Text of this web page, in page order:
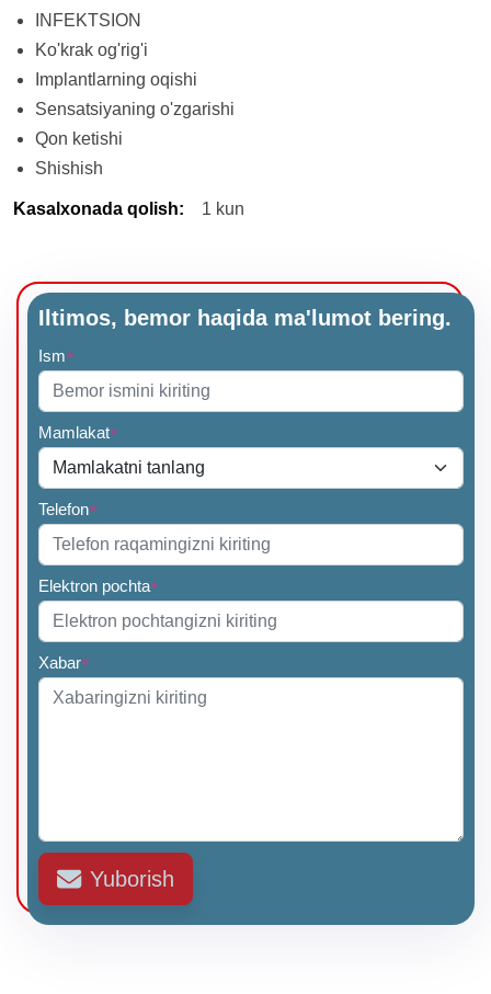
INFEKTSION
Ko'krak og'rig'i
Implantlarning oqishi
Sensatsiyaning o'zgarishi
Qon ketishi
Shishish
Kasalxonada qolish: 1 kun
Iltimos, bemor haqida ma'lumot bering.
Ism*
Mamlakat*
Telefon*
Elektron pochta*
Xabar*
Yuborish